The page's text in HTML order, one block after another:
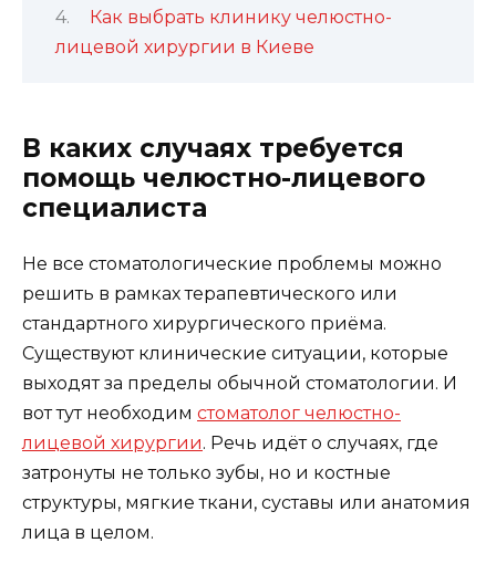
Как выбрать клинику челюстно-
лицевой хирургии в Киеве
В каких случаях требуется
помощь челюстно-лицевого
специалиста
Не все стоматологические проблемы можно
решить в рамках терапевтического или
стандартного хирургического приёма.
Существуют клинические ситуации, которые
выходят за пределы обычной стоматологии. И
вот тут необходим стоматолог челюстно-
лицевой хирургии. Речь идёт о случаях, где
затронуты не только зубы, но и костные
структуры, мягкие ткани, суставы или анатомия
лица в целом.